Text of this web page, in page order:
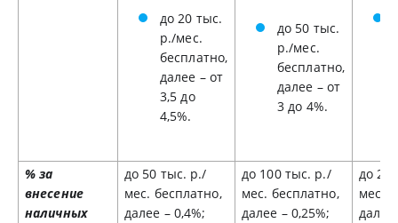
до 20 тыс.
р./мес.
бесплатно,
далее – от
3,5 до
4,5%.
до 50 тыс.
р./мес.
бесплатно,
далее – от
3 до 4%.
% за
внесение
наличных
до 50 тыс. р./
мес. бесплатно,
далее – 0,4%;
до 100 тыс. р./
мес. бесплатно,
далее – 0,25%;
до
мес.
далее